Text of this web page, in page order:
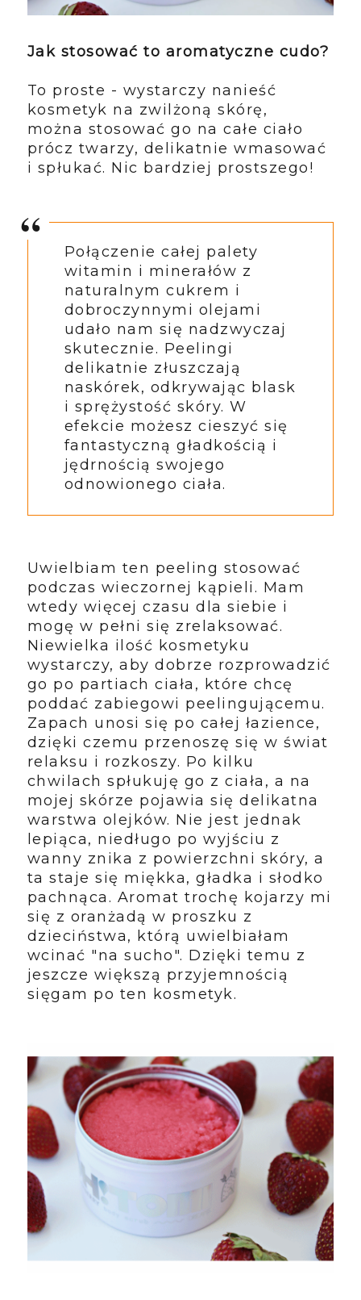
Jak stosować to aromatyczne cudo?
To proste - wystarczy nanieść
kosmetyk na zwilżoną skórę,
można stosować go na całe ciało
prócz twarzy, delikatnie wmasować
i spłukać. Nic bardziej prostszego!
Połączenie całej palety
witamin i minerałów z
naturalnym cukrem i
dobroczynnymi olejami
udało nam się nadzwyczaj
skutecznie. Peelingi
delikatnie złuszczają
naskórek, odkrywając blask
i sprężystość skóry. W
efekcie możesz cieszyć się
fantastyczną gładkością i
jędrnością swojego
odnowionego ciała.
Uwielbiam ten peeling stosować
podczas wieczornej kąpieli. Mam
wtedy więcej czasu dla siebie i
mogę w pełni się zrelaksować.
Niewielka ilość kosmetyku
wystarczy, aby dobrze rozprowadzić
go po partiach ciała, które chcę
poddać zabiegowi peelingującemu.
Zapach unosi się po całej łazience,
dzięki czemu przenoszę się w świat
relaksu i rozkoszy. Po kilku
chwilach spłukuję go z ciała, a na
mojej skórze pojawia się delikatna
warstwa olejków. Nie jest jednak
lepiąca, niedługo po wyjściu z
wanny znika z powierzchni skóry, a
ta staje się miękka, gładka i słodko
pachnąca. Aromat trochę kojarzy mi
się z oranżadą w proszku z
dzieciństwa, którą uwielbiałam
wcinać "na sucho". Dzięki temu z
jeszcze większą przyjemnością
sięgam po ten kosmetyk.